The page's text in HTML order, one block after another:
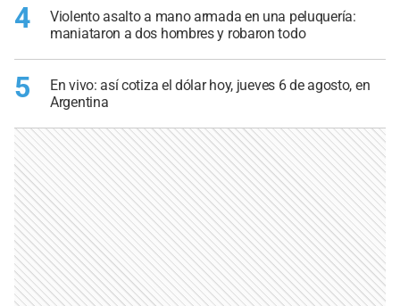
4
Violento asalto a mano armada en una peluquería:
maniataron a dos hombres y robaron todo
5
En vivo: así cotiza el dólar hoy, jueves 6 de agosto, en
Argentina